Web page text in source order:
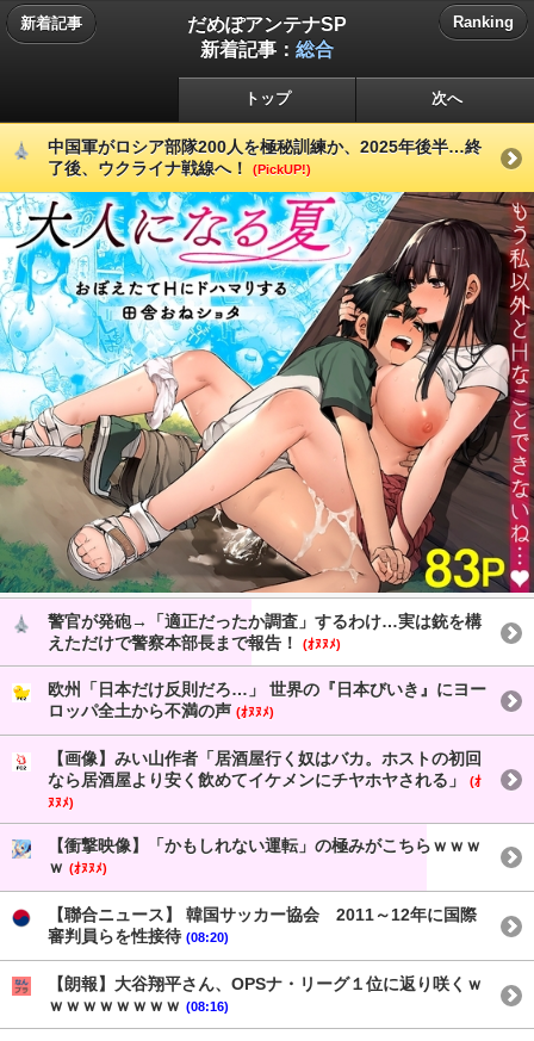
新着記事
だめぽアンテナSP
新着記事： 総合
Ranking
トップ 次へ
中国軍がロシア部隊200人を極秘訓練か、2025年後半…終
了後、ウクライナ戦線へ！
(PickUP!)
警官が発砲→「適正だったか調査」するわけ…実は銃を構
えただけで警察本部長まで報告！
(ｵﾇﾇﾒ)
欧州「日本だけ反則だろ…」 世界の『日本びいき』にヨー
ロッパ全土から不満の声 (ｵﾇﾇﾒ)
【画像】みい山作者「居酒屋行く奴はバカ。ホストの初回
なら居酒屋より安く飲めてイケメンにチヤホヤされる」
(ｵ
ﾇﾇﾒ)
【衝撃映像】「かもしれない運転」の極みがこちらｗｗｗ
ｗ (ｵﾇﾇﾒ)
【聯合ニュース】 韓国サッカー協会 2011～12年に国際
審判員らを性接待 (08:20)
【朗報】大谷翔平さん、OPSナ・リーグ１位に返り咲くｗ
ｗｗｗｗｗｗｗｗ (08:16)